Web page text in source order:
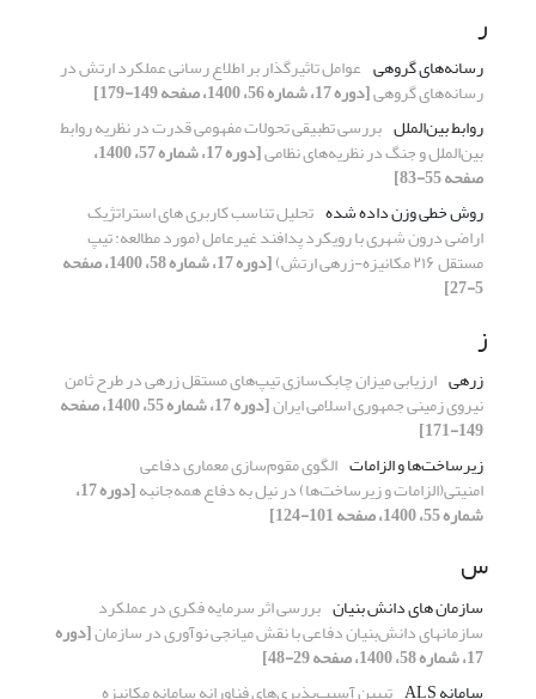
ر
رسانه‌های گروهی عوامل تاثیرگذار بر اطلاع رسانی عملکرد ارتش در
رسانه‌های گروهی[دوره 17، شماره 56، 1400، صفحه 149-179]
روابط بین‌الملل بررسی تطبیقی تحولات مفهومی قدرت در نظریه روابط
بین‌الملل و جنگ در نظریه‌های نظامی [دوره 17، شماره 57، 1400،
صفحه 55-83]
روش خطی وزن داده شده تحلیل تناسب کاربری های استراتژیک
اراضی درون شهری با رویکرد پدافند غیرعامل (مورد مطالعه: تیپ
مستقل ۲۱۶ مکانیزه-زرهی ارتش) [دوره 17، شماره 58، 1400، صفحه
5-27]
ز
زرهی ارزیابی میزان چابک‌سازی تیپ‌های مستقل زرهی در طرح ثامن
نیروی زمینی جمهوری اسلامی ایران [دوره 17، شماره 55، 1400، صفحه
149-171]
زیرساخت‌ها و الزامات الگوی مقوم‌سازی معماری دفاعی
امنیتی(الزامات و زیرساخت‌ها) در نیل به دفاع همه‌جانبه [دوره 17،
شماره 55، 1400، صفحه 101-124]
س
سازمان های دانش بنیان بررسی اثر سرمایه فکری در عملکرد
سازمان‎های دانش‌بنیان دفاعی با نقش میانجی نوآوری در سازمان [دوره
17، شماره 58، 1400، صفحه 29-48]
سامانه ALS
تبیین آسیب‌پذیری‌های فناورانه سامانه مکانیزه